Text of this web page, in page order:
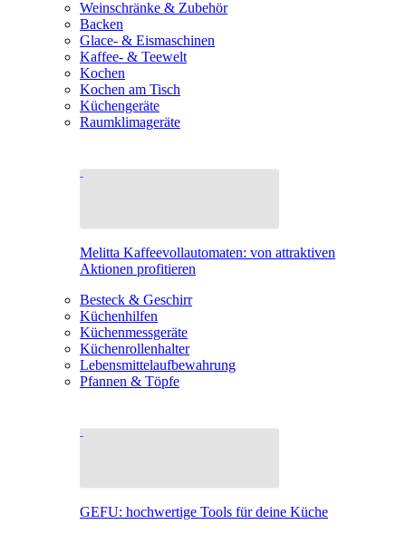
Weinschränke & Zubehör
Backen
Glace- & Eismaschinen
Kaffee- & Teewelt
Kochen
Kochen am Tisch
Küchengeräte
Raumklimageräte
Melitta Kaffeevollautomaten: von attraktiven
Aktionen profitieren
Besteck & Geschirr
Küchenhilfen
Küchenmessgeräte
Küchenrollenhalter
Lebensmittelaufbewahrung
Pfannen & Töpfe
GEFU: hochwertige Tools für deine Küche